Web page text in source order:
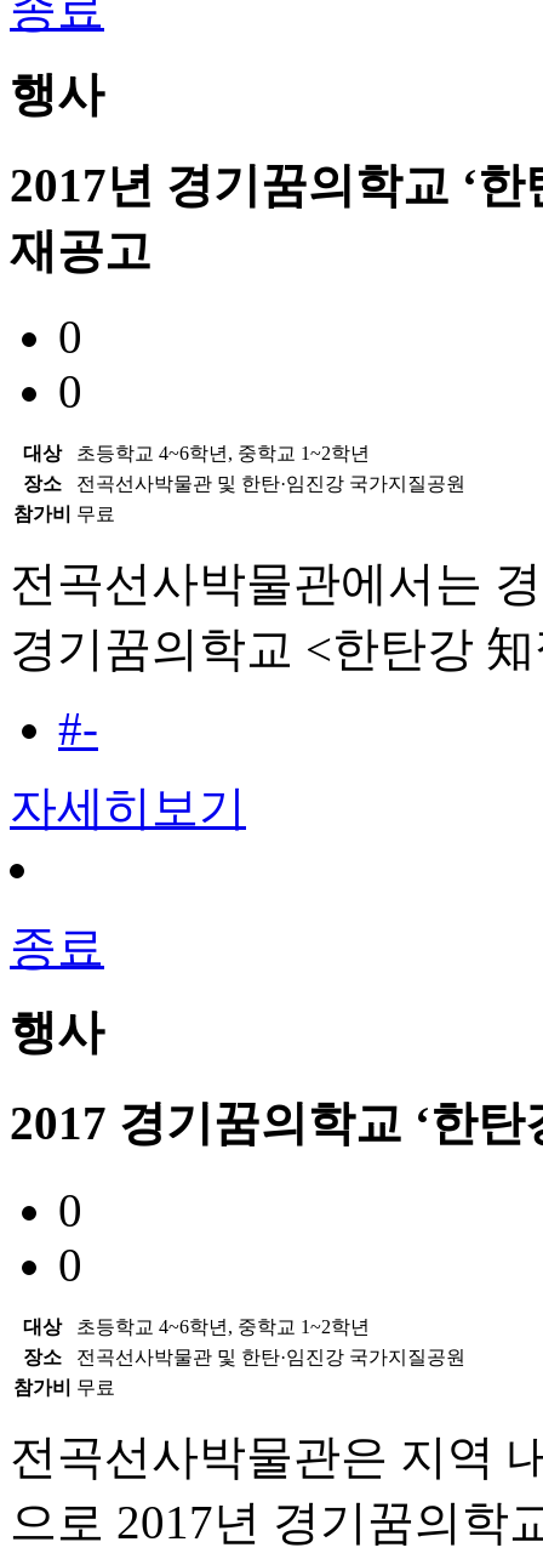
행사
2017년 경기꿈의학교 ‘
재공고
0
0
대상
초등학교 4~6학년, 중학교 1~2학년
장소
전곡선사박물관 및 한탄·임진강 국가지질공원
참가비
무료
전곡선사박물관에서는
경기꿈의학교 <한탄강
#-
자세히보기
종료
행사
2017 경기꿈의학교 ‘한
0
0
대상
초등학교 4~6학년, 중학교 1~2학년
장소
전곡선사박물관 및 한탄·임진강 국가지질공원
참가비
무료
전곡선사박물관은 지역
으로 2017년 경기꿈의학